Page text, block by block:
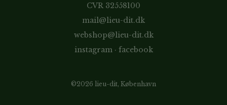
CVR 32558100
mail@lieu-dit.dk
webshop@lieu-dit.dk
instagram· facebook
©2026 lieu-dit, København